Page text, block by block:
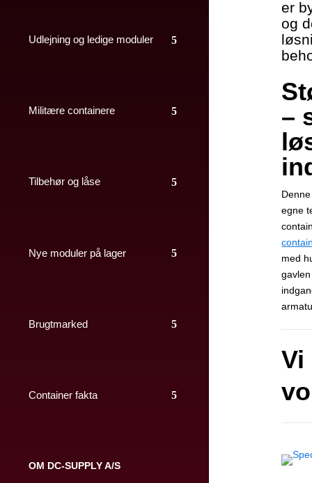
Udlejning og ledige moduler
Militære containere
Tilbehør og låse
Nye moduler på lager
Brugtmarked
Container fakta
OM DC-SUPPLY A/S
er
og
–
egne
med